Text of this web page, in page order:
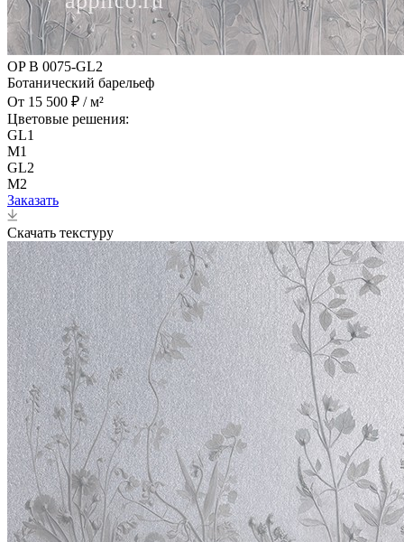
OP B 0075-GL2
Ботанический барельеф
От 15 500 ₽ / м²
Цветовые решения:
GL1
M1
GL2
M2
Заказать
Скачать текстуру